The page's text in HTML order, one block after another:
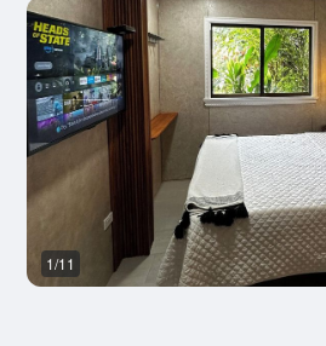
1/11